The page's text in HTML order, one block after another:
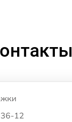
12